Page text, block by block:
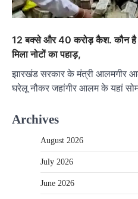
12 बक्से और 40 करोड़ कैश. कौन है
मिला नोटों का पहाड़,
झारखंड सरकार के मंत्री आलमगीर
घरेलू नौकर जहांगीर आलम के यहां
Archives
August 2026
July 2026
June 2026